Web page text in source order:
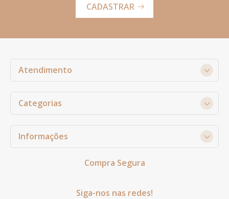
CADASTRAR
Categorias
Informações
Compra Segura
Atendimento
Siga-nos nas redes!